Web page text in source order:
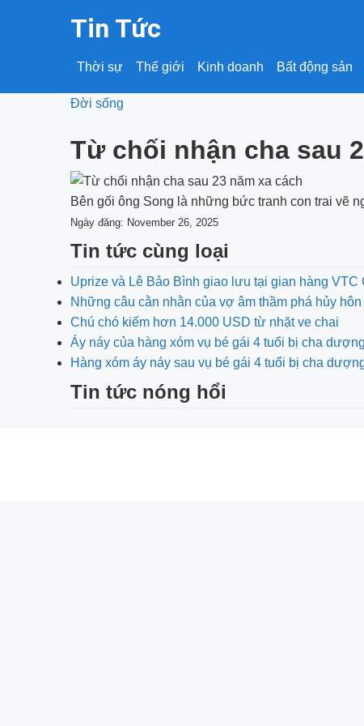
Tin Tức
Thời sự Thế giới Kinh doanh Bất động sản
Đời sống
Từ chối nhận cha sau
Bên gối ông Song là những bức tranh con trai vẽ
Ngày đăng: November 26, 2025
Tin tức cùng loại
Uprize và Lê Bảo Bình giao lưu tại gian hàng VTC
Những câu cằn nhằn của vợ âm thầm phá hủy hôn
Chú chó kiếm hơn 14.000 USD từ nhặt ve chai
Áy náy của hàng xóm vụ bé gái 4 tuổi bị cha
Hàng xóm áy náy sau vụ bé gái 4 tuổi bị cha
Tin tức nóng hổi